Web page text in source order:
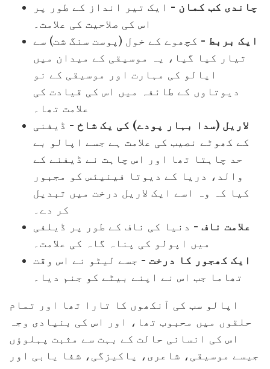
چاندی کب کمان - ایک تیر انداز کے طور پر
اس کی صلاحیت کی علامت۔
ایک بربط - کچھوے کے خول (پوست سنگ شت) سے
تیار کیا گیا، یہ موسیقی کے میدان میں
اپالو کی مہارت اور موسیقی کے نو
دیوتاوں کے طائفہ میں اس کی قیادت کی
علامت تھا۔
لاریل (سدا بہار پودے) کی یک شاخ - ڈیفنی
کے کھوٹے نصیب کی علامت ہے جسے اپالو بے
حد چاہتا تھا اور اس چاہت نے ڈیفنے کے
والد، دریا کے دیوتا فینیئس کو مجبور
کیا کہ وہ اسے ایک لاریل درخت میں تبدیل
کر دے۔
علامت ناف - دنیا کی ناف کے طور پر ڈیلفی
میں اپولو کی پناہ گاہ کی علامت۔
ایک کھجور کا درخت - جسے لیٹو نے اس وقت
تھاما جب اس نے اپنے بیٹے کو جنم دیا۔
اپالو سب کی آنکھوں کا تارا تھا اور تمام
حلقوں میں محبوب تھا، اور اس کی بنیادی وجہ
اس کی انسانی حالت کے بہت سے مثبت پہلوؤں
جیسے موسیقی، شاعری، پاکیزگی، شفا یابی اور